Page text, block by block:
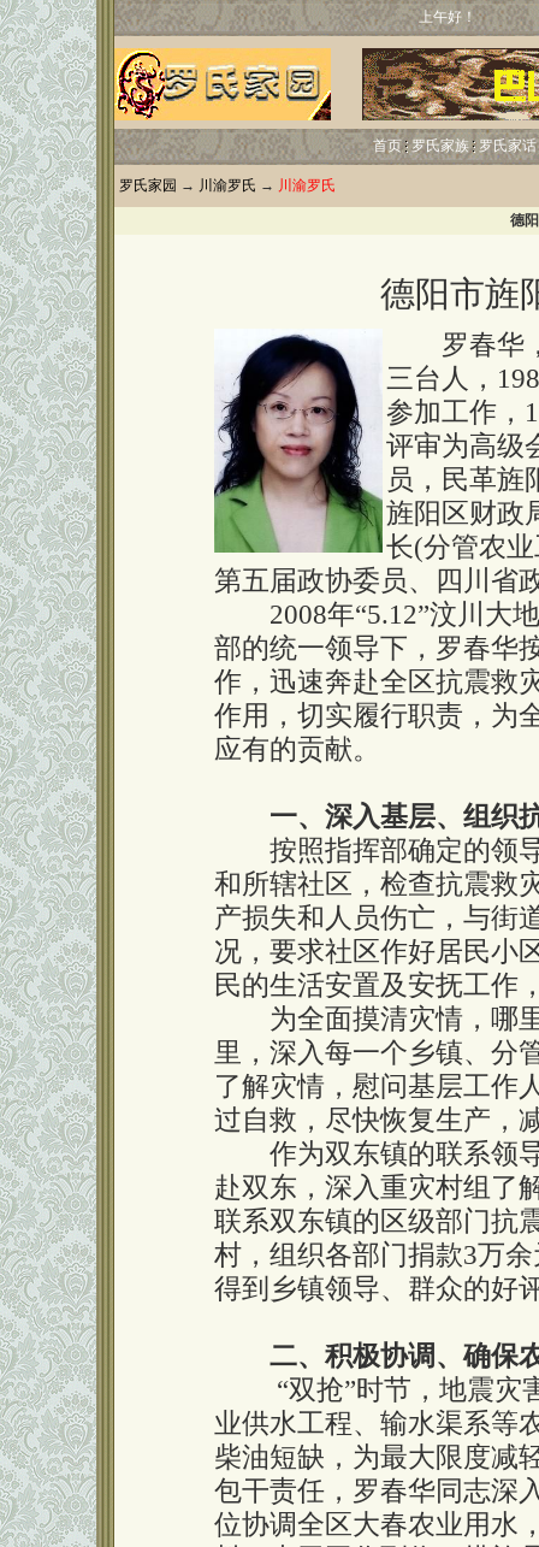
上午好！
首页 罗氏家族 罗氏家话
罗氏家园 → 川渝罗氏 → 川渝罗氏
德
德阳市旌
罗春华，
三台人，
参加工作，
评审为高级
员，民革旌
旌阳区财政
长(分管农
第五届政协委员、四川省
2008年“5.12”汶川大地
部的统一领导下，罗春华
作，迅速奔赴全区抗震救
作用，切实履行职责，为
应有的贡献。
一、深入基层、组织
按照指挥部确定的领导
和所辖社区，检查抗震救
产损失和人员伤亡，与街
况，要求社区作好居民小
民的生活安置及安抚工作
为全面摸清灾情，哪里
里，深入每一个乡镇、分
了解灾情，慰问基层工作
过自救，尽快恢复生产，
作为双东镇的联系领导
赴双东，深入重灾村组了
联系双东镇的区级部门抗
村，组织各部门捐款3万
得到乡镇领导、群众的好
二、积极协调、确保
“双抢”时节，地震灾害
业供水工程、输水渠系等
柴油短缺，为最大限度减
包干责任，罗春华同志深
位协调全区大春农业用水